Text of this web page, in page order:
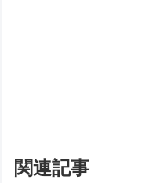
関連記事